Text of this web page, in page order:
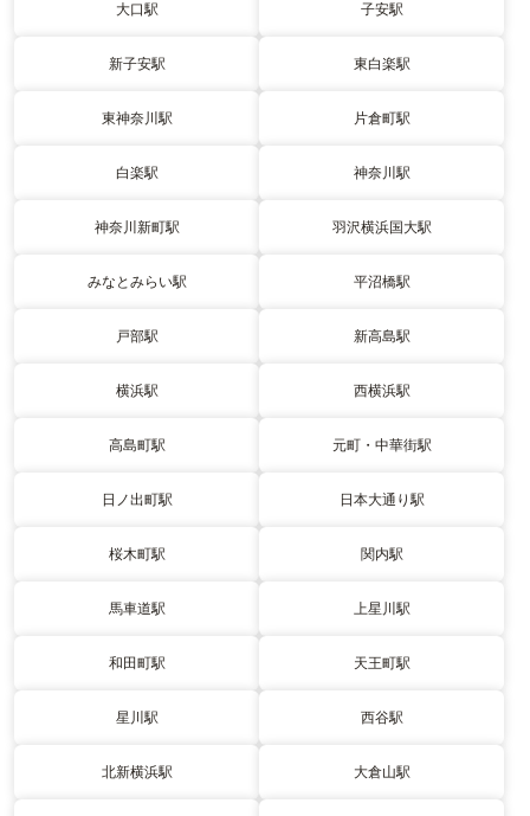
大口駅 子安駅
新子安駅 東白楽駅
東神奈川駅 片倉町駅
白楽駅 神奈川駅
神奈川新町駅 羽沢横浜国大駅
みなとみらい駅 平沼橋駅
戸部駅 新高島駅
横浜駅 西横浜駅
高島町駅 元町・中華街駅
日ノ出町駅 日本大通り駅
桜木町駅 関内駅
馬車道駅 上星川駅
和田町駅 天王町駅
星川駅 西谷駅
北新横浜駅 大倉山駅